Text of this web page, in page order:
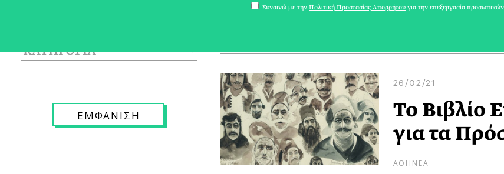
26/02/21
Το Βιβλίο
για τα
ΑΘΗΝΕΑ
Συναινώ με την Πολιτική Προστασίας Απορρήτου για την επεξεργασία